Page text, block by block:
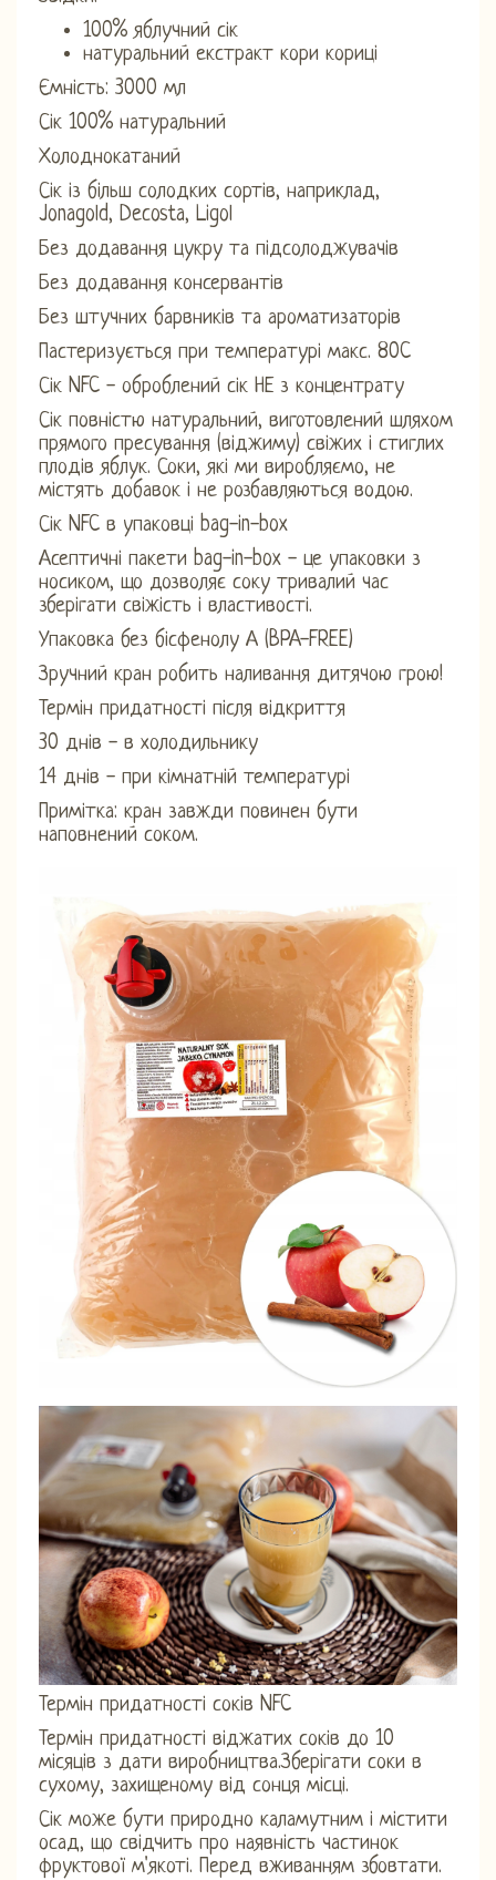
100% яблучний сік
натуральний екстракт кори кориці
Ємність: 3000 мл
Сік 100% натуральний
Холоднокатаний
Сік із більш солодких сортів, наприклад,
Jonagold, Decosta, Ligol
Без додавання цукру та підсолоджувачів
Без додавання консервантів
Без штучних барвників та ароматизаторів
Пастеризується при температурі макс. 80C
Сік NFC - оброблений сік НЕ з концентрату
Сік повністю натуральний, виготовлений шляхом
прямого пресування (віджиму) свіжих і стиглих
плодів яблук. Соки, які ми виробляємо, не
містять добавок і не розбавляються водою.
Сік NFC в упаковці bag-in-box
Асептичні пакети bag-in-box - це упаковки з
носиком, що дозволяє соку тривалий час
зберігати свіжість і властивості.
Упаковка без бісфенолу А (BPA-FREE)
Зручний кран робить наливання дитячою грою!
Термін придатності після відкриття
30 днів - в холодильнику
14 днів - при кімнатній температурі
Примітка: кран завжди повинен бути
наповнений соком.
Термін придатності соків NFC
Термін придатності віджатих соків до 10
місяців з дати виробництва.Зберігати соки в
сухому, захищеному від сонця місці.
Сік може бути природно каламутним і містити
осад, що свідчить про наявність частинок
фруктової м'якоті. Перед вживанням збовтати.